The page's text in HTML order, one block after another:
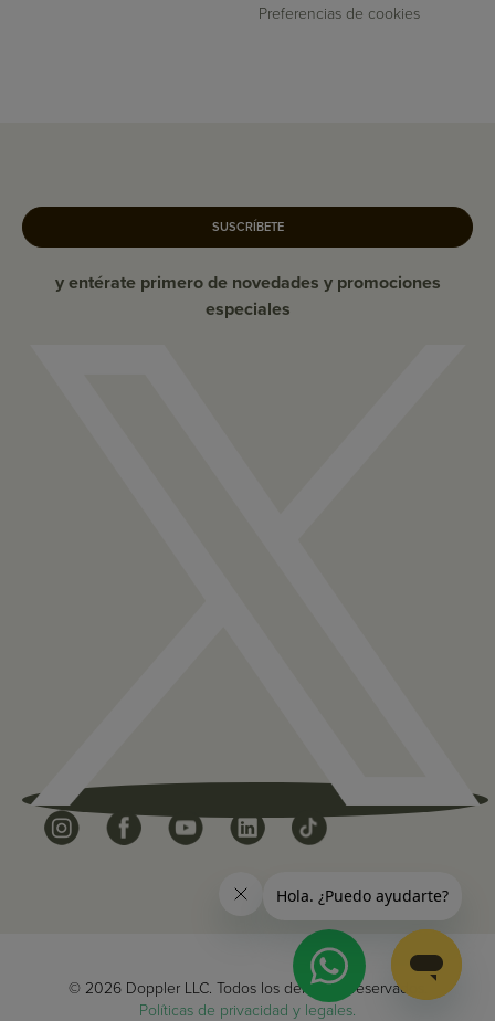
Preferencias de cookies
SUSCRÍBETE
y entérate primero de novedades y promociones
especiales
© 2026 Doppler LLC. Todos los derechos reservados.
Políticas de privacidad y legales.